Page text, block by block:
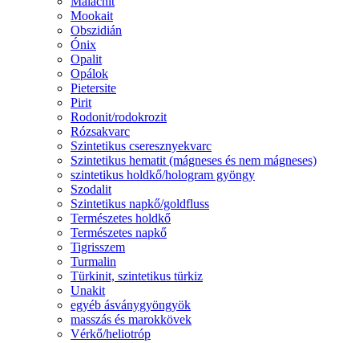
Mookait
Obszidián
Ónix
Opalit
Opálok
Pietersite
Pirit
Rodonit/rodokrozit
Rózsakvarc
Szintetikus cseresznyekvarc
Szintetikus hematit (mágneses és nem mágneses)
szintetikus holdkő/hologram gyöngy
Szodalit
Szintetikus napkő/goldfluss
Természetes holdkő
Természetes napkő
Tigrisszem
Turmalin
Türkinit, szintetikus türkiz
Unakit
egyéb ásványgyöngyök
masszás és marokkövek
Vérkő/heliotróp